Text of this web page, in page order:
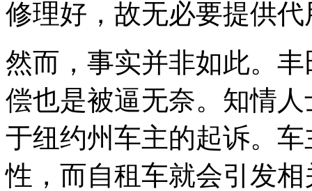
修理好，故无必要提供
然而，事实并非如此。
偿也是被逼无奈。知情
于纽约州车主的起诉。
性，而自租车就会引发